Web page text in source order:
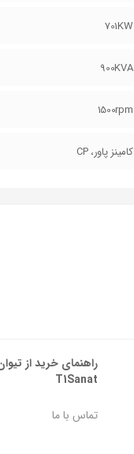
701KW
900KVA
1500rpm
کامینز پاور، CP
راهنمای خرید از
T1Sanat
تماس با ما